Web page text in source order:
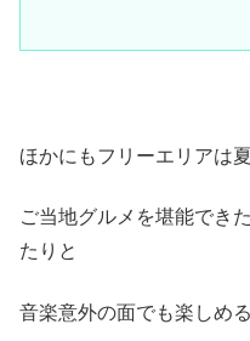
ほかにもフリーエリアは
ご当地グルメを堪能でき
たりと
音楽意外の面でも楽しめ